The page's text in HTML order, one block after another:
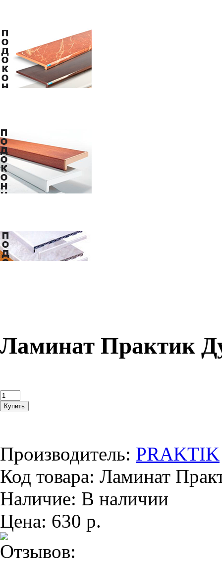
Ламинат Практик
Производитель: PRAKTIK
Код товара: Ламинат
Наличие: В наличии
Цена: 630 р.